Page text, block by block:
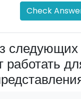
Check
работать